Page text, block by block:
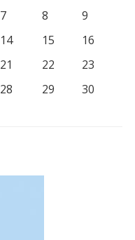
7 8
9
14 15
16
21 22
23
28 29
30